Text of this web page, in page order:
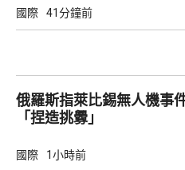
國際 41分鐘前
俄羅斯指萊比錫無人機事
「捏造挑釁」
國際 1小時前